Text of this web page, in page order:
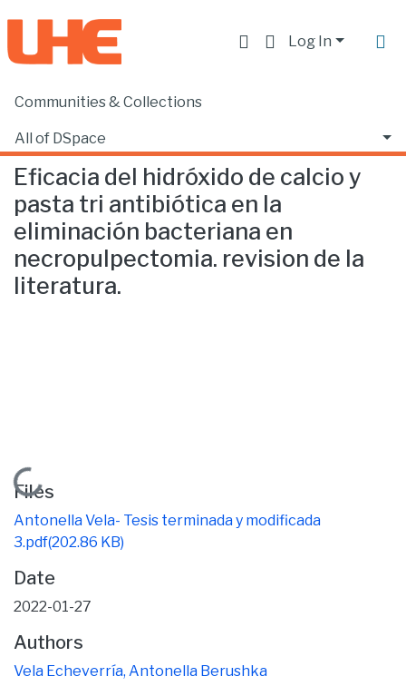
Log In
Communities & Collections
All of DSpace
Statistics
Home
Eficacia del hidróxido de calcio y
pasta tri antibiótica en la
eliminación bacteriana en
necropulpectomia. revision de la
literatura.
Loading...
Files
Antonella Vela- Tesis terminada y modificada
3.pdf(202.86 KB)
Date
2022-01-27
Authors
Vela Echeverría, Antonella Berushka